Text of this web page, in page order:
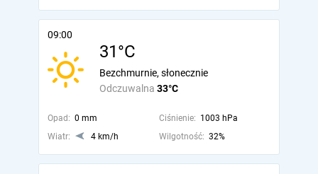
09:00
31°C
Odczuwalna 33°C
Bezchmurnie, słonecznie
Opad: 0 mm Ciśnienie: 1003 hPa
Wiatr:
4 km/h Wilgotność: 32%